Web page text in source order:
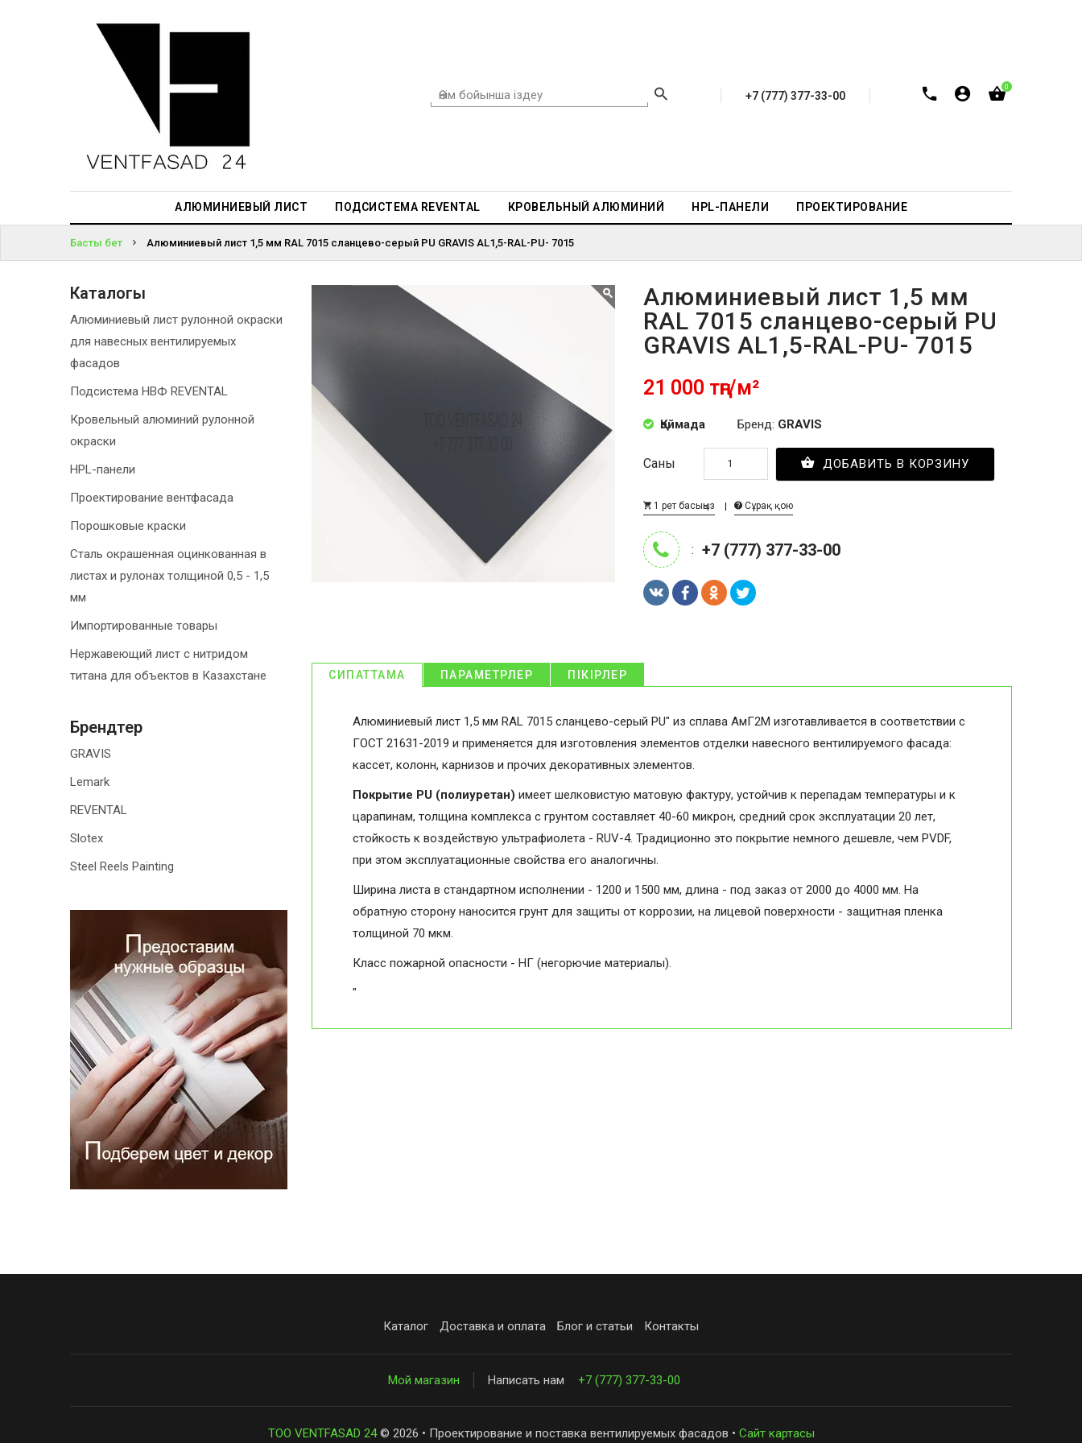
+7 (777) 377-33-00
0
АЛЮМИНИЕВЫЙ ЛИСТ ПОДСИСТЕМА REVENTAL КРОВЕЛЬНЫЙ АЛЮМИНИЙ HPL-ПАНЕЛИ ПРОЕКТИРОВАНИЕ
АЛЮМИНИЕВЫЙ
ПРОЕКТИРОВАНИЕ
КІРІҢІЗ
ПАРОЛЬДІ
БА?
Басты бет Алюминиевый лист 1,5 мм RAL 7015 сланцево-серый PU GRAVIS AL1,5-RAL-PU- 7015
Алюминиевый лист 1,5 мм
RAL 7015 сланцево-серый PU
GRAVIS AL1,5-RAL-PU- 7015
21 000 тңг/м²
Қоймада Бренд: GRAVIS
Саны ДОБАВИТЬ В КОРЗИНУ
1 рет басыңыз Сұрақ қою
: +7 (777) 377-33-00
СИПАТТАМА ПАРАМЕТРЛЕР ПІКІРЛЕР
Алюминиевый лист 1,5 мм RAL 7015 сланцево-серый PU" из сплава АмГ2М изготавливается в соответствии с
ГОСТ 21631-2019 и применяется для изготовления элементов отделки навесного вентилируемого фасада:
кассет, колонн, карнизов и прочих декоративных элементов.
Покрытие PU (полиуретан) имеет шелковистую матовую фактуру, устойчив к перепадам температуры и к
царапинам, толщина комплекса с грунтом составляет 40-60 микрон, средний срок эксплуатации 20 лет,
стойкость к воздействую ультрафиолета - RUV-4. Традиционно это покрытие немного дешевле, чем PVDF,
при этом эксплуатационные свойства его аналогичны.
Ширина листа в стандартном исполнении - 1200 и 1500 мм, длина - под заказ от 2000 до 4000 мм. На
обратную сторону наносится грунт для защиты от коррозии, на лицевой поверхности - защитная пленка
толщиной 70 мкм.
Класс пожарной опасности - НГ (негорючие материалы).
"
Каталогы
Алюминиевый лист рулонной окраски
для навесных вентилируемых
фасадов
Подсистема НВФ REVENTAL
Кровельный алюминий рулонной
окраски
HPL-панели
Проектирование вентфасада
Порошковые краски
Сталь окрашенная оцинкованная в
листах и рулонах толщиной 0,5 - 1,5
мм
Импортированные товары
Нержавеющий лист с нитридом
титана для объектов в Казахстане
Брендтер
GRAVIS
Lemark
REVENTAL
Slotex
Steel Reels Painting
Каталог Доставка и оплата Блог и статьи Контакты
Мой магазин Написать нам +7 (777) 377-33-00
ТОО VENTFASAD 24© 2026 • Проектирование и поставка вентилируемых фасадов • Сайт картасы